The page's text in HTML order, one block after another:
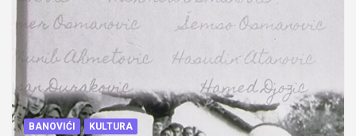
BANOVIĆI KULTURA